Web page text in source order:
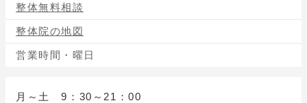
整体無料相談
整体院の地図
営業時間・曜日
月～土 9：30～21：00